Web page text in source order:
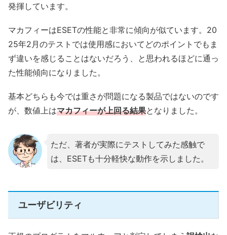
発揮しています。
マカフィーはESETの性能と非常に傾向が似ています。20
25年2月のテストでは使用感においてどのポイントでもま
ず違いを感じることはないだろう、と思われるほどに通っ
た性能傾向になりました。
基本どちらも今では重さが問題になる製品ではないのです
が、数値上はマカフィーが上回る結果となりました。
ただ、著者が実際にテストしてみた感触で
は、ESETも十分軽快な動作を示しました。
ユーザビリティ